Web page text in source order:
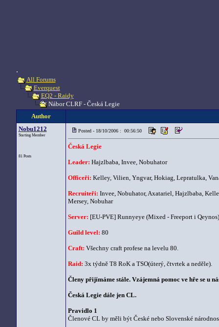
.
All Forums
Everquest
EQ2 - Raidy
Nábor CLRF - Česká Legie
Author
Nobu1212
Starting Member
81 Posts
Posted - 18/10/2006 : 00:56:50
Česká Legie
Leader: Hajzlbaba, Invee, Nobuhator
Officeři: Kelley, Vilien, Yngvar, Hokiag, Lepratulka,
Recruiteři: Invee, Nobuhator, Axatariel, Hajzlbaba,
Mersey, Nobuhar
Server: [EU-PVE] Runnyeye (Mixed - Freeport i
Guild level: 80
Craft: Všechny craft profese na levelu 80.
Raid: 3x týdně T8 RoK a TSO(úterý, čtvrtek a neděle).
Členy přijímáme stále. Vzájemná pomoc ve hře se u
Česká Legie dále jen CL.
Pravidlo 1
Členové CL by měli být České nebo Slovenské